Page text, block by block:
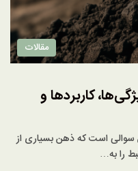
مقالات
کاربردها و
سوالی است که ذهن بسیاری از
را به…